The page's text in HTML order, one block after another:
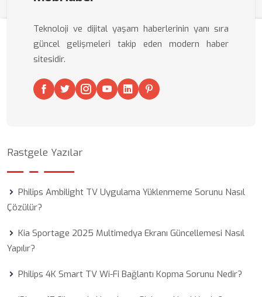
Teknoloji ve dijital yaşam haberlerinin yanı sıra
güncel gelişmeleri takip eden modern haber
sitesidir.
Rastgele Yazılar
Philips Ambilight TV Uygulama Yüklenmeme Sorunu Nasıl
Çözülür?
Kia Sportage 2025 Multimedya Ekranı Güncellemesi Nasıl
Yapılır?
Philips 4K Smart TV Wi-Fi Bağlantı Kopma Sorunu Nedir?